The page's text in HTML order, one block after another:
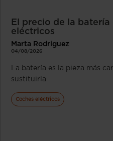
El precio de la batería
eléctricos
Marta Rodriguez
04/08/2026
La batería es la pieza más
sustituirla
Coches eléctricos